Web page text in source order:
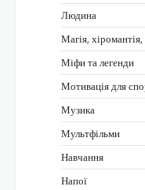
Людина
Магія,
Міфи та легенди
Мотивація для
Музика
Мультфільми
Навчання
Напої